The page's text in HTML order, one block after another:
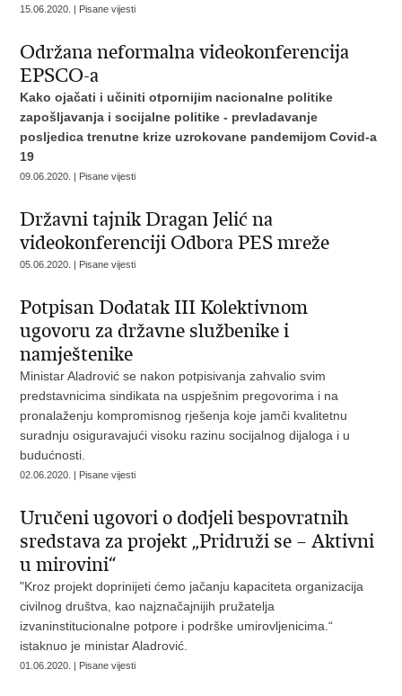
15.06.2020. | Pisane vijesti
Održana neformalna videokonferencija
EPSCO-a
Kako ojačati i učiniti otpornijim nacionalne politike
zapošljavanja i socijalne politike - prevladavanje
posljedica trenutne krize uzrokovane pandemijom Covid-a
19
09.06.2020. | Pisane vijesti
Državni tajnik Dragan Jelić na
videokonferenciji Odbora PES mreže
05.06.2020. | Pisane vijesti
Potpisan Dodatak III Kolektivnom
ugovoru za državne službenike i
namještenike
Ministar Aladrović se nakon potpisivanja zahvalio svim
predstavnicima sindikata na uspješnim pregovorima i na
pronalaženju kompromisnog rješenja koje jamči kvalitetnu
suradnju osiguravajući visoku razinu socijalnog dijaloga i u
budućnosti.
02.06.2020. | Pisane vijesti
Uručeni ugovori o dodjeli bespovratnih
sredstava za projekt „Pridruži se – Aktivni
u mirovini“
"Kroz projekt doprinijeti ćemo jačanju kapaciteta organizacija
civilnog društva, kao najznačajnijih pružatelja
izvaninstitucionalne potpore i podrške umirovljenicima.“
istaknuo je ministar Aladrović.
01.06.2020. | Pisane vijesti